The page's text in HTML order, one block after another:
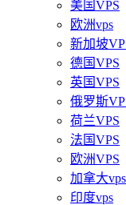
美国VPS
欧洲vps
新加坡
德国VPS
英国VPS
俄罗斯
荷兰VPS
法国VPS
欧洲VPS
加拿大vps
印度vps